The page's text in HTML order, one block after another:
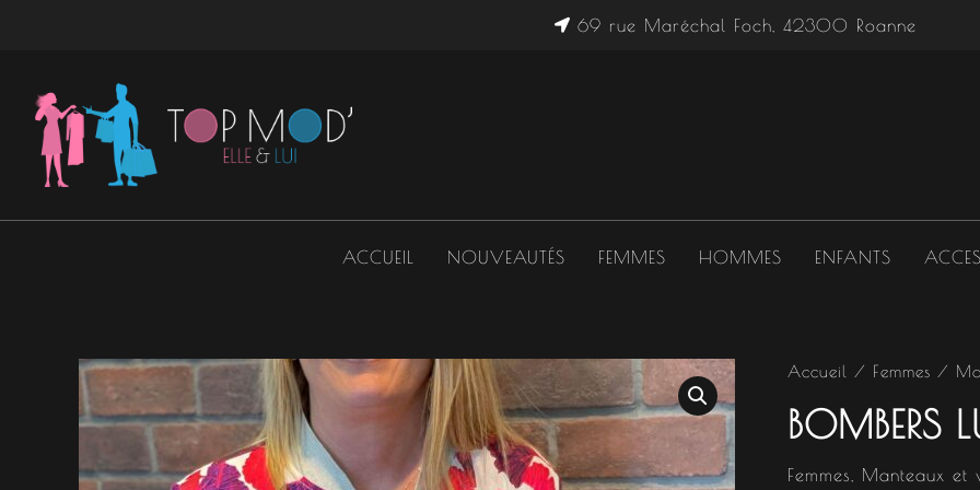
69 rue Maréchal Foch, 42300 Roanne
ACCUEIL NOUVEAUTÉS FEMMES HOMMES ENFANTS
Accueil / Femmes /
BOMBERS
Femmes Manteaux et
quantité
Bombers
Lula